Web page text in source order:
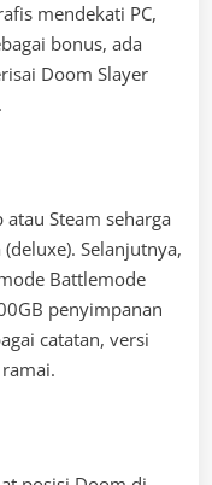
mendekati PC,
bonus, ada
Doom Slayer
Steam seharga
Selanjutnya,
Battlemode
penyimpanan
catatan, versi